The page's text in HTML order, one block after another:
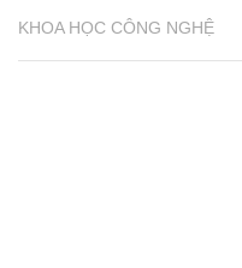
KHOA HỌC CÔNG NGHỆ